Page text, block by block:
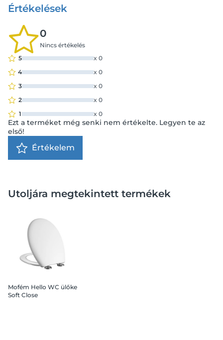
Értékelések
0
Nincs értékelés
5
x 0
4
x 0
3
x 0
2
x 0
1
x 0
Ezt a terméket még senki nem értékelte. Legyen te az
első!
Értékelem
Utoljára megtekintett termékek
Mofém Hello WC ülőke
Soft Close